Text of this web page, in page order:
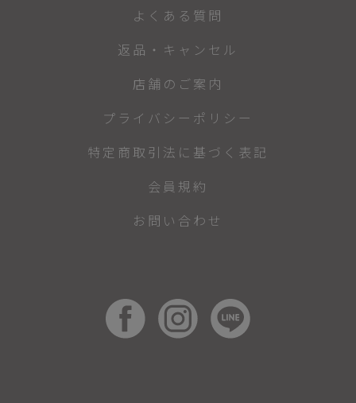
よくある質問
返品・キャンセル
店舗のご案内
プライバシーポリシー
特定商取引法に基づく表記
会員規約
お問い合わせ